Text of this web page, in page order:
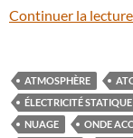
Continuer la
ATMOSPHÈRE
ÉLECTRICITÉ STATIQUE
NUAGE
ONDE